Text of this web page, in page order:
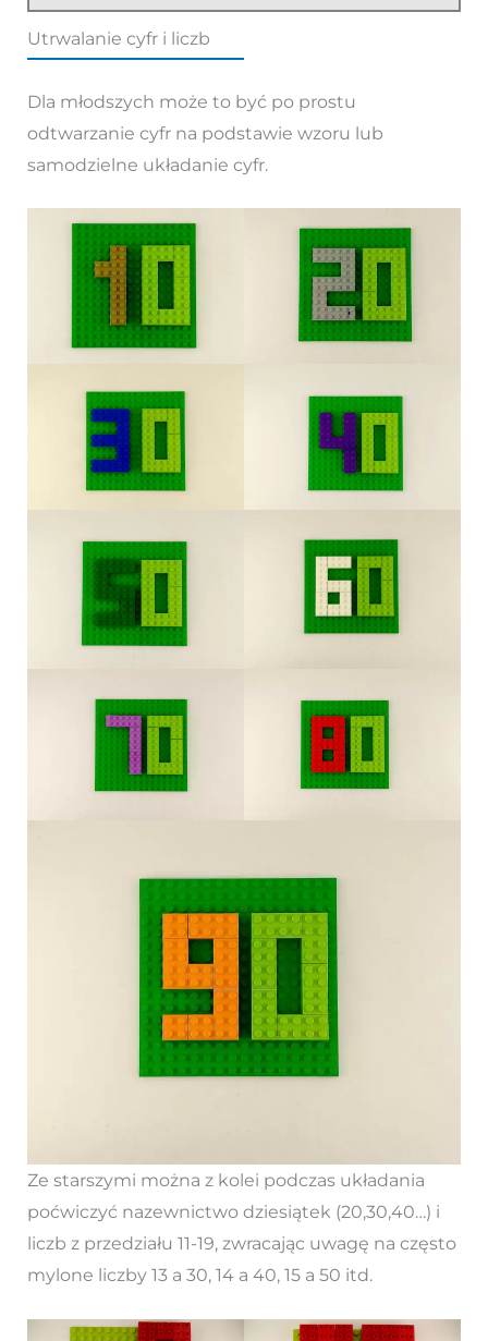
Utrwalanie cyfr i liczb
Dla młodszych może to być po prostu
odtwarzanie cyfr na podstawie wzoru lub
samodzielne układanie cyfr.
Ze starszymi można z kolei podczas układania
poćwiczyć nazewnictwo dziesiątek (20,30,40…) i
liczb z przedziału 11-19, zwracając uwagę na często
mylone liczby 13 a 30, 14 a 40, 15 a 50 itd.